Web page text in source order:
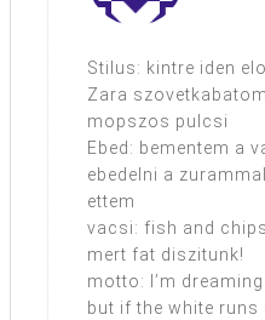
Stilus: kintre iden
Zara
mopszos pulcsi
Ebed: bementem a
ebedelni a
ettem
vacsi: fish and
mert fat diszitunk!
motto: I’m
but if the white runs